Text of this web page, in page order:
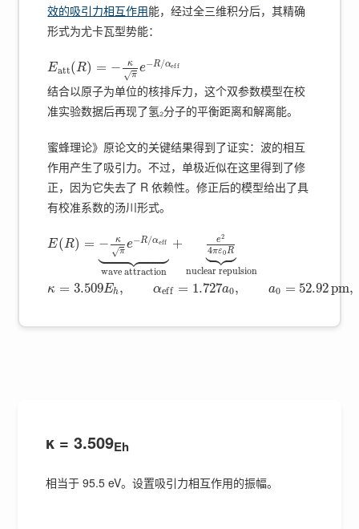
效的吸引力相互作用能，经过全三维积分后，其精确
形式为尤卡瓦型势能：
Eatt(R) = −
κ
π
√
e−R/αeff
结合以原子为单位的核排斥力，这个双参数模型在校
准实验数据后再现了氢₂分子的平衡距离和解离能。
蜜蜂理论》原论文的关键结果得到了证实：波的相互
作用产生了吸引力。不过，单极近似在这里得到了修
正，因为它失去了 R 依赖性。修正后的模型给出了具
有校准系数的汤川形式。
E(R) = −
κ
π
√
e−R/αeff
 

 
wave attraction
+ e2
4πε0R
 

 
nuclear repulsion
κ = 3.509Eh, αeff = 1.727a0, a0 = 52.92pm,
κ = 3.509Eh
相当于 95.5 eV。设置吸引力相互作用的振幅。